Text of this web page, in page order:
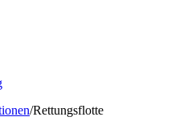
/Rettungsflotte